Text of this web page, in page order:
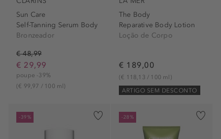
Sun Care
Self-Tanning Serum Body
Bronzeador
€ 48,99
€ 29,99
poupe -39%
(€ 99,97 / 100 ml)
The Body
Reparative Body Lotion
Loção de Corpo
€ 189,00
(€ 118,13 / 100 ml)
ARTIGO SEM DESCONTO
-39% -28%